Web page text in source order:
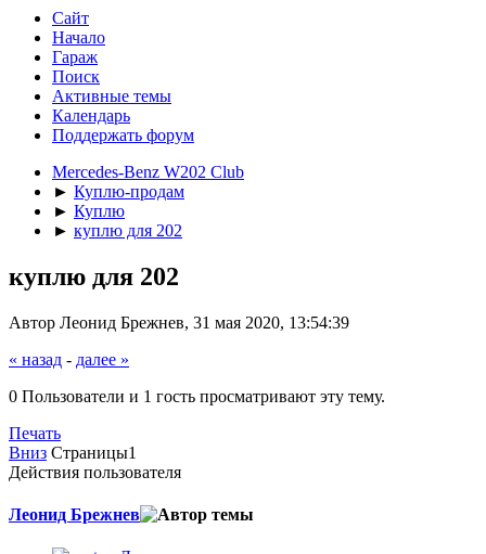
Сайт
Начало
Гараж
Поиск
Активные темы
Календарь
Поддержать форум
Mercedes-Benz W202 Club
► Куплю-продам
► Куплю
► куплю для 202
куплю для 202
Автор Леонид Брежнев, 31 мая 2020, 13:54:39
« назад - далее »
0 Пользователи и 1 гость просматривают эту тему.
Печать
Вниз Страницы1
Действия пользователя
Леонид Брежнев